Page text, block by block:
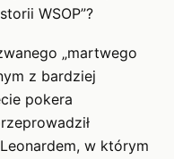
WSOP”?
„martwego
z bardziej
pokera
w którym